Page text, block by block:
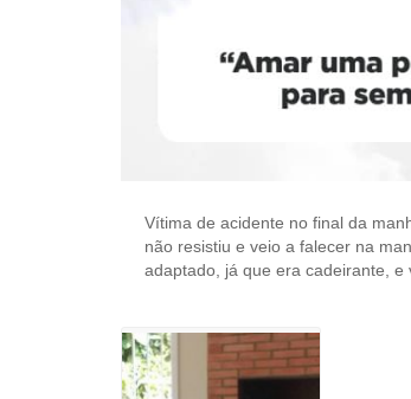
Vítima de acidente no final da
não resistiu e veio a falecer na
adaptado, já que era cadeirante,